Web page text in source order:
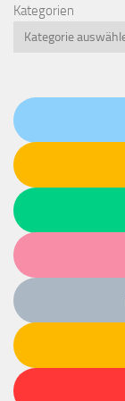
Kategorien